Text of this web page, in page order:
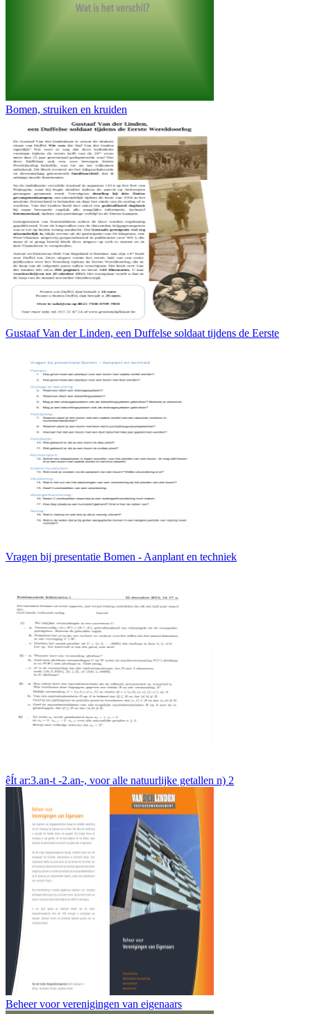
Bomen, struiken en kruiden
Gustaaf Van der Linden, een Duffelse soldaat tijdens de Eerste
Vragen bij presentatie Bomen - Aanplant en techniek
êÍt ar:3.an-t -2.an-, voor alle natuurlijke getallen n) 2
Beheer voor verenigingen van eigenaars